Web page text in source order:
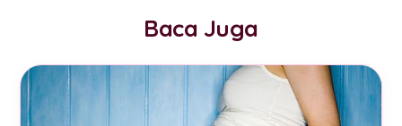
Baca Juga